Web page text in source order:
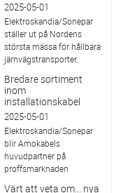
2025-05-01
Elektroskandia/Sonepar
ställer ut på Nordens
största mässa för hållbara
järnvägstransporter.
Bredare sortiment
inom
installationskabel
2025-05-01
Elektroskandia/Sonepar
blir Amokabels
huvudpartner på
proffsmarknaden
Värt att veta om... nya